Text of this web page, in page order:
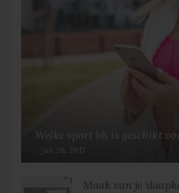
Welke sport bh is geschikt
juli 26, 2017
Maak van je